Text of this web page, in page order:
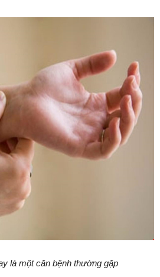
là một căn bệnh thường gặp